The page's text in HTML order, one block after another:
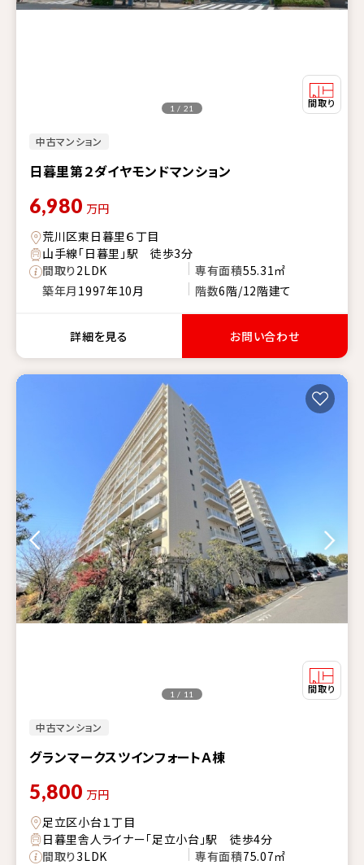
中古マンション
日暮里第２ダイヤモンドマンション
1 / 21
6,980 万円
荒川区東日暮里６丁目
山手線「日暮里」駅 徒歩3分
間取り2LDK 専有面積55.31㎡
築年月 1997年10月 階数6階/12階建て
詳細を見る お問い合わせ
中古マンション
グランマークスツインフォートＡ棟
1 / 11
5,800 万円
足立区小台１丁目
日暮里舎人ライナー「足立小台」駅 徒歩4分
間取り3LDK 専有面積75.07㎡